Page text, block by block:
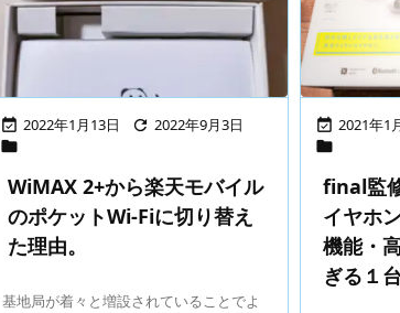
 2022年1月13日  2022年9月3日

WiMAX 2+から楽天モバイル
のポケットWi-Fiに切り替え
た理由。
基地局が着々と増設されていることでよ
 2021年1

final監
イヤホ
機能・
ぎる１台